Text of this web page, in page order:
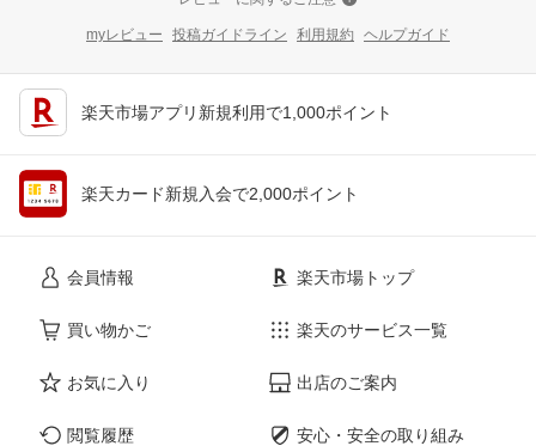
myレビュー 投稿ガイドライン 利用規約 ヘルプガイド
楽天市場アプリ新規利用で1,000ポイント
楽天カード新規入会で2,000ポイント
会員情報
買い物かご
お気に入り
閲覧履歴
楽天市場トップ
楽天のサービス一覧
出店のご案内
安心・安全の取り組み